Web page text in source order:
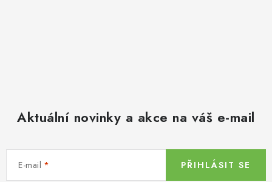
Aktuální novinky a akce na váš e-mail
E-mail PŘIHLÁSIT SE